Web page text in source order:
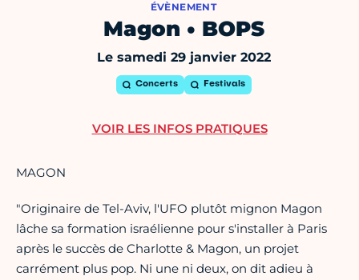
ÉVÈNEMENT
Magon • BOPS
Le samedi 29 janvier 2022
Concerts Festivals
MAGON
"Originaire de Tel-Aviv, l'UFO plutôt mignon Magon
lâche sa formation israélienne pour s'installer à Paris
après le succès de Charlotte & Magon, un projet
carrément plus pop. Ni une ni deux, on dit adieu à
VOIR LES INFOS PRATIQUES